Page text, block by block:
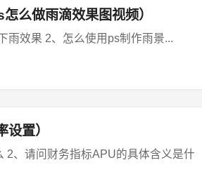
么做雨滴效果图视频）
本文目录一览： 1、ps怎么做下雨效果 2、怎么使用ps制作雨景...
置）